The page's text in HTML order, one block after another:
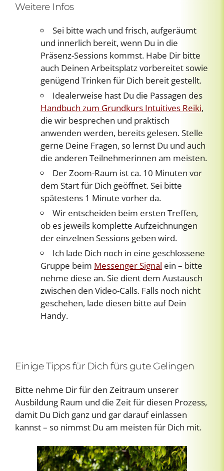
Weitere Infos
Sei bitte wach und frisch, aufgeräumt
und innerlich bereit, wenn Du in die
Präsenz-Sessions kommst. Habe Dir bitte
auch Deinen Arbeitsplatz vorbereitet sowie
genügend Trinken für Dich bereit gestellt.
Idealerweise hast Du die Passagen des
Handbuch zum Grundkurs Intuitives Reiki,
die wir besprechen und praktisch
anwenden werden, bereits gelesen. Stelle
gerne Deine Fragen, so lernst Du und auch
die anderen Teilnehmerinnen am meisten.
Der Zoom-Raum ist ca. 10 Minuten vor
dem Start für Dich geöffnet. Sei bitte
spätestens 1 Minute vorher da.
Wir entscheiden beim ersten Treffen,
ob es jeweils komplette Aufzeichnungen
der einzelnen Sessions geben wird.
Ich lade Dich noch in eine geschlossene
Gruppe beim Messenger Signal ein – bitte
nehme diese an. Sie dient dem Austausch
zwischen den Video-Calls. Falls noch nicht
geschehen, lade diesen bitte auf Dein
Handy.
Einige Tipps für Dich fürs gute Gelingen
Bitte nehme Dir für den Zeitraum unserer
Ausbildung Raum und die Zeit für diesen Prozess,
damit Du Dich ganz und gar darauf einlassen
kannst – so nimmst Du am meisten für Dich mit.